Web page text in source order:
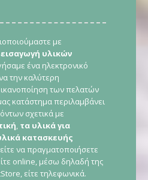
με
υλικών
ένα ηλεκτρονικό
την καλύτερη
των πελατών
κατάστημα περιλαμβάνει
σχετικά με
τα υλικά για
κατασκευής
να πραγματοποιήσετε
online, μέσω δηλαδή της
είτε τηλεφωνικά.